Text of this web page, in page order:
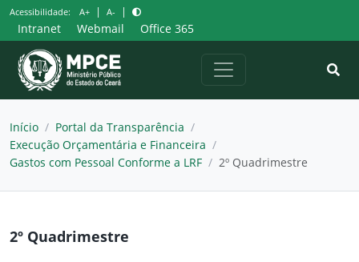
Pular
para
o
conteúdo
Acessibilidade: A+ | A- |
Intranet Webmail Office 365
Início / Portal da Transparência /
Execução Orçamentária e Financeira /
Gastos com Pessoal Conforme a LRF / 2º Quadrimestre
2º Quadrimestre